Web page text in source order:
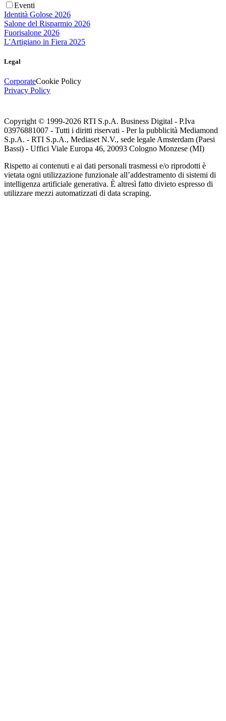
Eventi
Identità Golose 2026
Salone del Risparmio 2026
Fuorisalone 2026
L'Artigiano in Fiera 2025
Legal
CorporateCookie Policy
Privacy Policy
Copyright © 1999-2026 RTI S.p.A. Business Digital - P.Iva
03976881007 - Tutti i diritti riservati - Per la pubblicità Mediamond
S.p.A. - RTI S.p.A., Mediaset N.V., sede legale Amsterdam (Paesi
Bassi) - Uffici Viale Europa 46, 20093 Cologno Monzese (MI)
Rispetto ai contenuti e ai dati personali trasmessi e/o riprodotti è
vietata ogni utilizzazione funzionale all’addestramento di sistemi di
intelligenza artificiale generativa. È altresì fatto divieto espresso di
utilizzare mezzi automatizzati di data scraping.